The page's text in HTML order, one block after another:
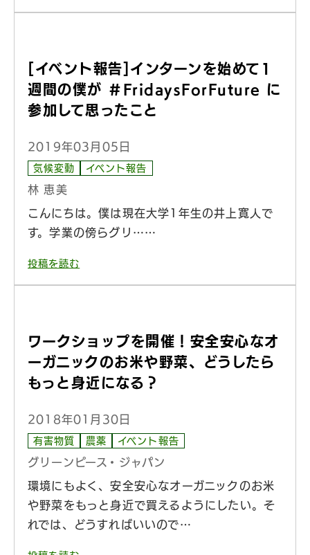
[イベント報告]インターンを始めて1
週間の僕が ＃FridaysForFuture に
参加して思ったこと
2019年03月05日
気候変動 イベント報告
林 恵美
こんにちは。僕は現在大学1年生の井上寛人で
す。学業の傍らグリ……
投稿を読む
ワークショップを開催！安全安心なオ
ーガニックのお米や野菜、どうしたら
もっと身近になる？
2018年01月30日
有害物質 農薬 イベント報告
グリーンピース・ジャパン
環境にもよく、安全安心なオーガニックのお米
や野菜をもっと身近で買えるようにしたい。そ
れでは、どうすればいいので…